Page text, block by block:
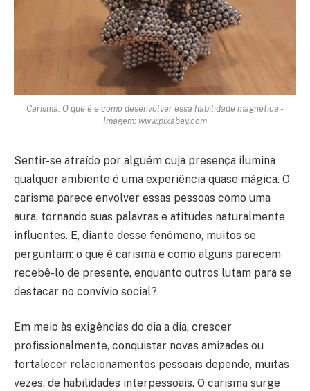
Carisma: O que é e como desenvolver essa habilidade magnética -
Imagem: www.pixabay.com
Sentir-se atraído por alguém cuja presença ilumina
qualquer ambiente é uma experiência quase mágica. O
carisma parece envolver essas pessoas como uma
aura, tornando suas palavras e atitudes naturalmente
influentes. E, diante desse fenômeno, muitos se
perguntam: o que é carisma e como alguns parecem
recebê-lo de presente, enquanto outros lutam para se
destacar no convívio social?
Em meio às exigências do dia a dia, crescer
profissionalmente, conquistar novas amizades ou
fortalecer relacionamentos pessoais depende, muitas
vezes, de habilidades interpessoais. O carisma surge